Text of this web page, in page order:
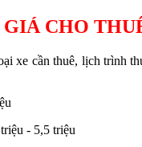
GIÁ CHO
xe cần thuê, lịch trình
- 5,5 triệu